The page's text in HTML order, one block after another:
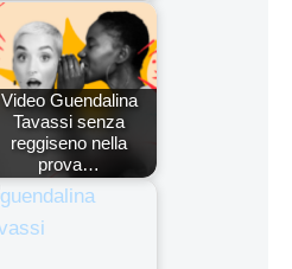
Video Guendalina
Tavassi senza
reggiseno nella
prova…